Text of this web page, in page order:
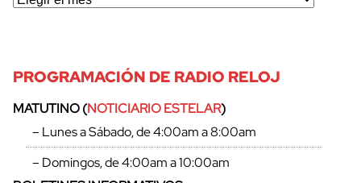
PROGRAMACIÓN DE RADIO RELOJ
MATUTINO (NOTICIARIO ESTELAR)
– Lunes a Sábado, de 4:00am a 8:00am
– Domingos, de 4:00am a 10:00am